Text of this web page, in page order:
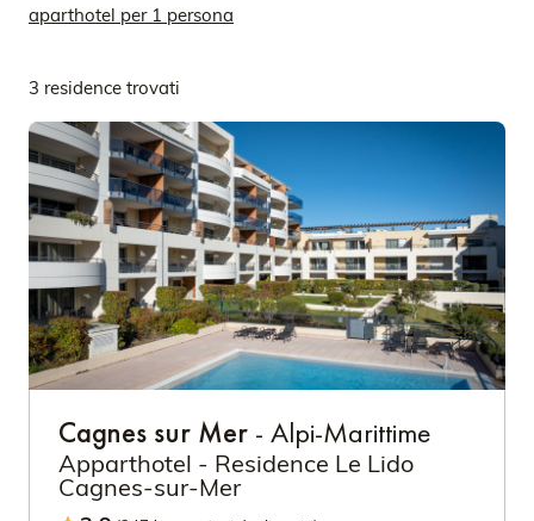
aparthotel per 1 persona
3 residence trovati
Cagnes sur Mer - Alpi-Marittime
Apparthotel - Residence Le Lido
Cagnes-sur-Mer